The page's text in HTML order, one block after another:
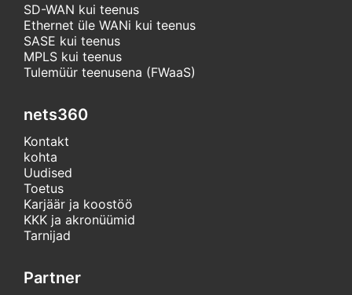
SD-WAN kui teenus
Ethernet üle WANi kui teenus
SASE kui teenus
MPLS kui teenus
Tulemüür teenusena (FWaaS)
nets360
Kontakt
kohta
Uudised
Toetus
Karjäär ja koostöö
KKK ja akronüümid
Tarnijad
Partner